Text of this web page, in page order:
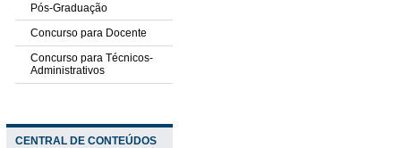
Pós-Graduação
Concurso para Docente
Concurso para Técnicos-
Administrativos
CENTRAL DE CONTEÚDOS